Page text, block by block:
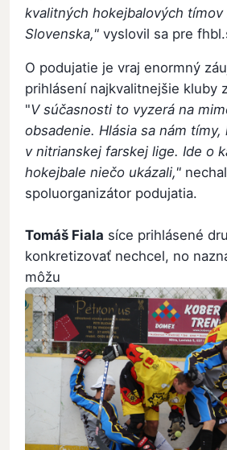
kvalitných hokejbalových tímov
Slovenska," vyslovil sa pre
O podujatie je vraj enormný
prihlásení najkvalitnejšie kluby
"V súčasnosti to vyzerá na
obsadenie. Hlásia sa nám
v nitrianskej farskej lige. Ide o
hokejbale niečo ukázali,"
spoluorganizátor podujatia.
Tomáš Fiala síce prihlásené
konkretizovať nechcel, no
môžu